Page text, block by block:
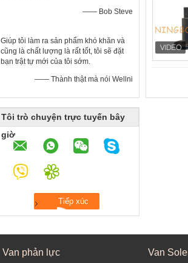
—— Bob Steve
Giúp tôi làm ra sản phẩm khó khăn và
cũng là chất lượng là rất tốt, tôi sẽ đặt
bạn trật tự mới của tôi sớm.
—— Thành thật mà nói Wellni
Tôi trò chuyện trực tuyến bây
giờ
Van phản lực Van